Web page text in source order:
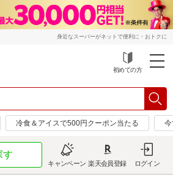
身近なスーパーがネットで便利に・おトクに
初めての方
冷食＆アイスで500円クーポン当たる
す
キャンペーン 楽天会員登録 ログイン